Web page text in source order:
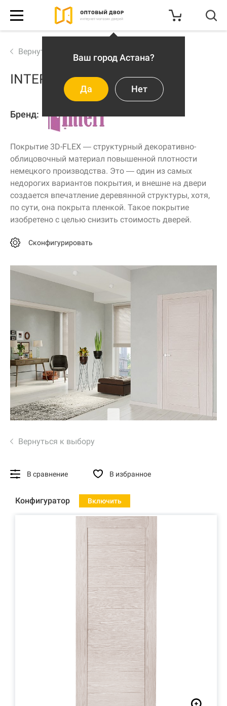
КАТАЛОГ
АКЦИИ И СКИДКИ
О КОМПАНИИ
КОНТАКТЫ
ДОСТАВКА
Да Нет
Вернуться к выбору
INTERI 10
Бренд:
Покрытие 3D-FLEX — структурный декоративно-
облицовочный материал повышенной плотности
немецкого производства. Это — один из самых
недорогих вариантов покрытия, и внешне на двери
создается впечатление деревянной структуры, хотя,
по сути, она покрыта пленкой. Такое покрытие
изобретено с целью снизить стоимость дверей.
Сконфигурировать
Вернуться к выбору
В сравнение В избранное
Конфигуратор Включить
Битрикс